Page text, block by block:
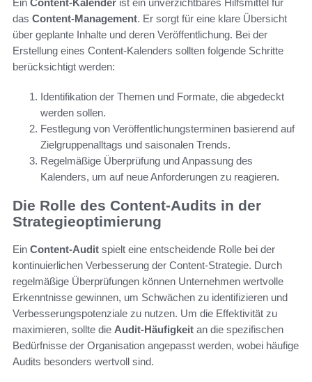
Ein Content-Kalender ist ein unverzichtbares Hilfsmittel für
das Content-Management. Er sorgt für eine klare Übersicht
über geplante Inhalte und deren Veröffentlichung. Bei der
Erstellung eines Content-Kalenders sollten folgende Schritte
berücksichtigt werden:
Identifikation der Themen und Formate, die abgedeckt
werden sollen.
Festlegung von Veröffentlichungsterminen basierend auf
Zielgruppenalltags und saisonalen Trends.
Regelmäßige Überprüfung und Anpassung des
Kalenders, um auf neue Anforderungen zu reagieren.
Die Rolle des Content-Audits in der
Strategieoptimierung
Ein Content-Audit spielt eine entscheidende Rolle bei der
kontinuierlichen Verbesserung der Content-Strategie. Durch
regelmäßige Überprüfungen können Unternehmen wertvolle
Erkenntnisse gewinnen, um Schwächen zu identifizieren und
Verbesserungspotenziale zu nutzen. Um die Effektivität zu
maximieren, sollte die Audit-Häufigkeit an die spezifischen
Bedürfnisse der Organisation angepasst werden, wobei häufige
Audits besonders wertvoll sind.